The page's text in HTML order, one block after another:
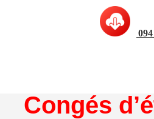
Congés